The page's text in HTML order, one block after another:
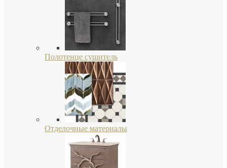
Полотенце сушитель
Отделочные материалы